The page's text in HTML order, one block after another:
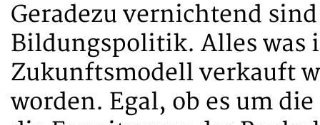
Geradezu vernichtend
Bildungspolitik. Alles was
Zukunftsmodell verkauft
worden. Egal, ob es um